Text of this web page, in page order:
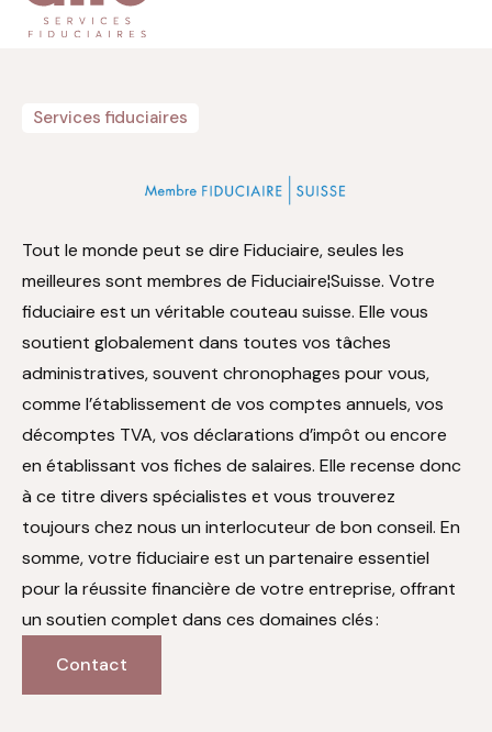
Comptabilité
Fiscalité
Services fiduciaires
Tout le monde peut se dire Fiduciaire, seules les
meilleures sont membres de Fiduciaire¦Suisse. Votre
fiduciaire est un véritable couteau suisse. Elle vous
soutient globalement dans toutes vos tâches
administratives, souvent chronophages pour vous,
comme l’établissement de vos comptes annuels, vos
décomptes TVA, vos déclarations d’impôt ou encore
en établissant vos fiches de salaires. Elle recense donc
à ce titre divers spécialistes et vous trouverez
toujours chez nous un interlocuteur de bon conseil. En
somme, votre fiduciaire est un partenaire essentiel
pour la réussite financière de votre entreprise, offrant
un soutien complet dans ces domaines clés:
Contact